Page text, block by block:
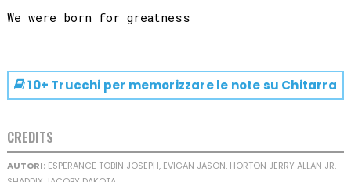
10+ Trucchi per memorizzare le note su Chitarra
CREDITS
AUTORI:ESPERANCE TOBIN JOSEPH, EVIGAN JASON, HORTON JERRY ALLAN JR,